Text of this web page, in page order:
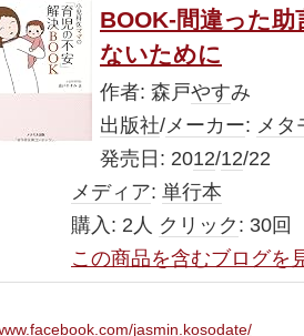
BOOK‐間違った
ないために
作者: 森戸やすみ
出版社/メーカー: メタ
発売日: 2012/12/22
メディア: 単行本
購入: 2人 クリック: 30回
この商品を含むブログを
jasmin.kosodate/